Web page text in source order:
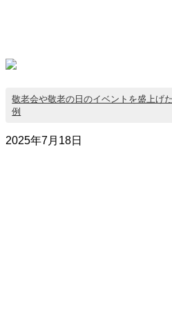
敬老会や敬老の日のイベントを盛上げ
例
2025年7月18日